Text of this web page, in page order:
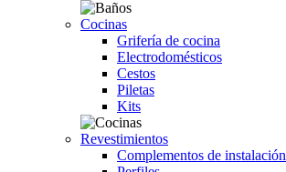
Cocinas
Grifería de cocina
Electrodomésticos
Cestos
Piletas
Kits
Revestimientos
Complementos de instalación